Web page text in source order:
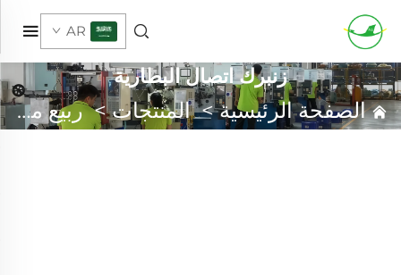
AR
زنبرك اتصال البطارية
الصفحة الرئيسية>المنتجات>ربيع مخصص